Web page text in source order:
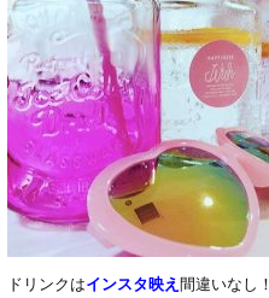
ドリンクはインスタ映え間違いなし！